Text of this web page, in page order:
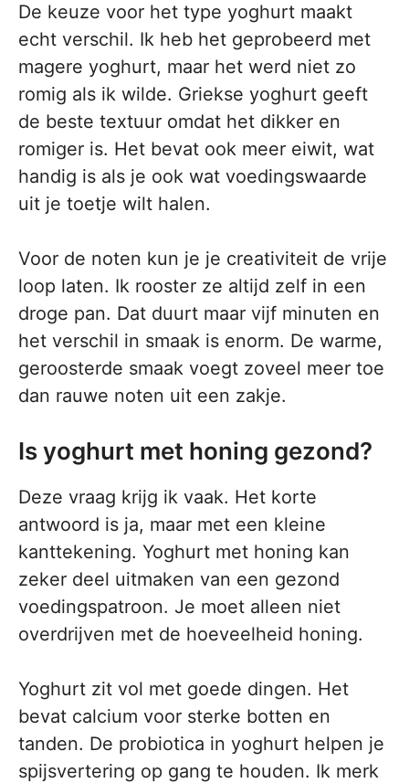
De keuze voor het type yoghurt maakt
echt verschil. Ik heb het geprobeerd met
magere yoghurt, maar het werd niet zo
romig als ik wilde. Griekse yoghurt geeft
de beste textuur omdat het dikker en
romiger is. Het bevat ook meer eiwit, wat
handig is als je ook wat voedingswaarde
uit je toetje wilt halen.
Voor de noten kun je je creativiteit de vrije
loop laten. Ik rooster ze altijd zelf in een
droge pan. Dat duurt maar vijf minuten en
het verschil in smaak is enorm. De warme,
geroosterde smaak voegt zoveel meer toe
dan rauwe noten uit een zakje.
Is yoghurt met honing gezond?
Deze vraag krijg ik vaak. Het korte
antwoord is ja, maar met een kleine
kanttekening. Yoghurt met honing kan
zeker deel uitmaken van een gezond
voedingspatroon. Je moet alleen niet
overdrijven met de hoeveelheid honing.
Yoghurt zit vol met goede dingen. Het
bevat calcium voor sterke botten en
tanden. De probiotica in yoghurt helpen je
spijsvertering op gang te houden. Ik merk